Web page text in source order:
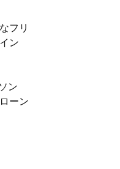
フリ
ン
ン
ーン